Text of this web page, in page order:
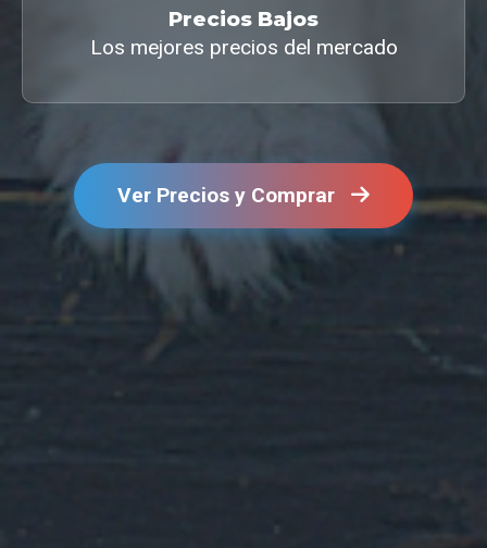
Precios Bajos
Los mejores precios del mercado
Ver Precios y Comprar